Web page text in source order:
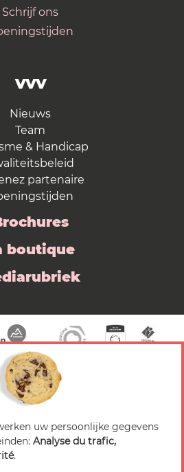
Schrijf ons
VVV
Nieuws
Team
& Handicap
partenaire
boutique
Tourisme — Alle rechten
uw persoonlijke gegevens
Analyse du trafic,
.